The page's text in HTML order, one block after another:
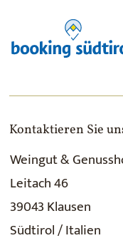
Kontaktieren Sie
Weingut &
Leitach 46
39043 Klausen
Südtirol / Italien